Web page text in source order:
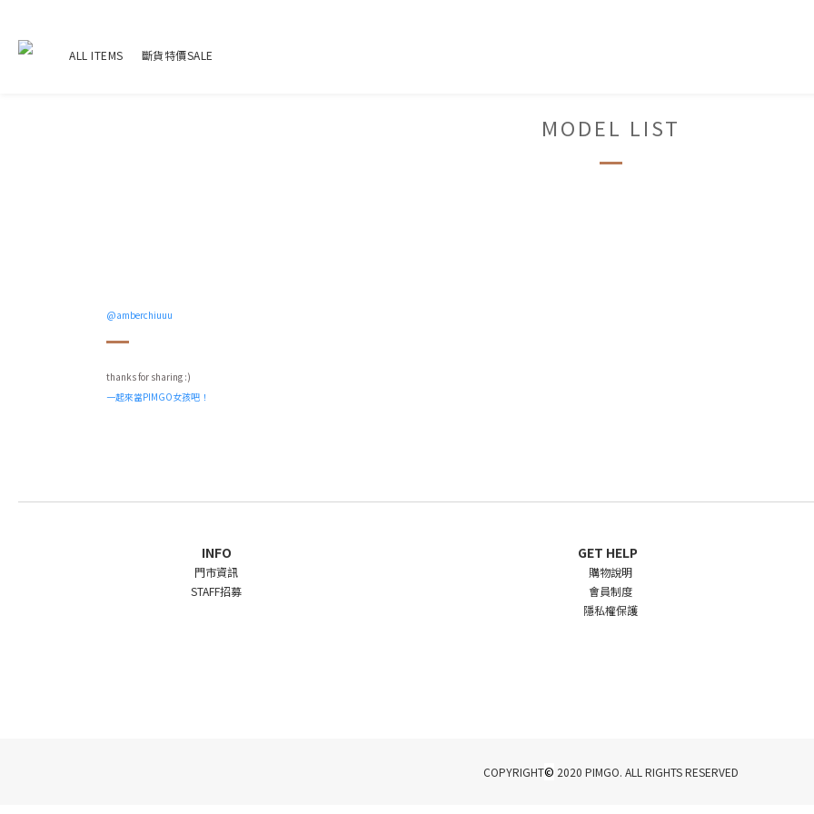
ALL ITEMS 斷貨特價SALE
MODEL LIST
@amberchiuuu
thanks for sharing :)
一起來當PIMGO女孩吧！
INFO
門市資訊
STAFF招募
GET HELP
購物說明
會員制度
隱私權保護
COPYRIGHT© 2020 PIMGO. ALL RIGHTS RESERVED